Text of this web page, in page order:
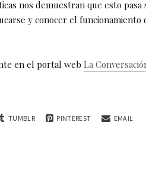
nos demuestran que esto pasa
y conocer el funcionamiento
en el portal web La
TUMBLR PINTEREST EMAIL